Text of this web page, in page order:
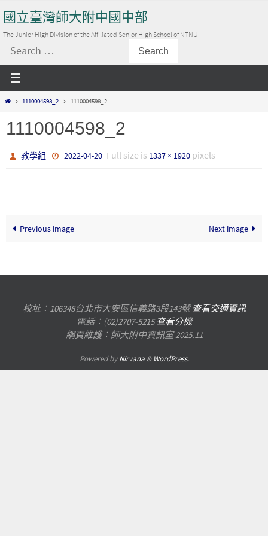
to
content
國立臺灣師大附中國中部
The Junior High Division of the Affiliated Senior High School of NTNU
搜
尋
關
鍵
字:
Home1110004598_2 1110004598_2
1110004598_2
教學組 2022-04-20 Full size is 1337 × 1920pixels
Previous image Next image
校址：106348台北市大安區信義路3段143號查看交通資訊
電話：(02)2707-5215查看分機
網頁維護：師大附中資訊室 2025.11
Powered byNirvana& WordPress.